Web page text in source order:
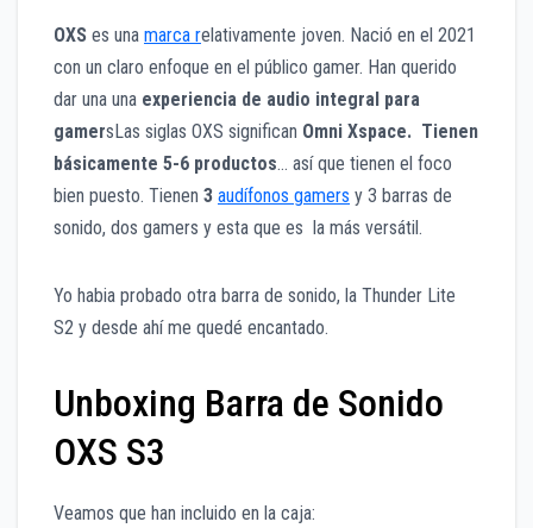
OXS es una marca relativamente joven. Nació en el 2021
con un claro enfoque en el público gamer. Han querido
dar una una experiencia de audio integral para
gamersLas siglas OXS significan Omni Xspace. Tienen
básicamente 5-6 productos… así que tienen el foco
bien puesto. Tienen 3 audífonos gamers y 3 barras de
sonido, dos gamers y esta que es la más versátil.
Yo habia probado otra barra de sonido, la Thunder Lite
S2 y desde ahí me quedé encantado.
Unboxing Barra de Sonido
OXS S3
Veamos que han incluido en la caja: